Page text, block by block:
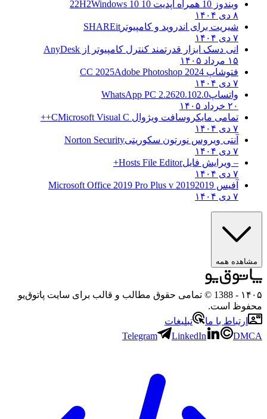
ویندوز 10 همراه آپدیت 10 22H2
Windows 10
۸ دی ۱۴۰۴
شیریت برای اندروید و کامپیوتر SHAREit
۷ دی ۱۴۰۴
انی دسک ابزار قدرتمند کنترل کامپیوتر از AnyDesk
۱۵ مرداد ۱۴۰۵
فتوشاپ CC 2025 Adobe Photoshop 2024
۷ دی ۱۴۰۴
واتساپWhatsApp PC 2.2620.102.0
۲۰ خرداد ۱۴۰۵
تمامی مایکروسافت ویژوال C Microsoft Visual C++
۷ دی ۱۴۰۴
آنتی ویروس نورتون سکوریتیNorton Security
۷ دی ۱۴۰۴
– ویرایش فایلHosts File Editor+
۷ دی ۱۴۰۴
آفیس 2019 2019 Microsoft Office 2019 Pro Plus v
۷ دی ۱۴۰۴
مشاهده همه
۱۴۰۵
- 1388 © تمامی حقوق مطالب و قالب برای سایت پاتوق‌یو
محفوظ است.
ارتباط با ما
تبلیغات
Telegram
LinkedIn DMCA